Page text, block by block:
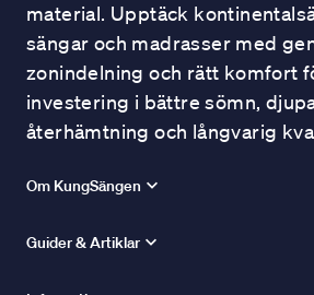
material. Upptäck
sängar och madrasser med
zonindelning och rätt komfort
investering i bättre sömn,
återhämtning och långvarig
Om KungSängen
Guider & Artiklar